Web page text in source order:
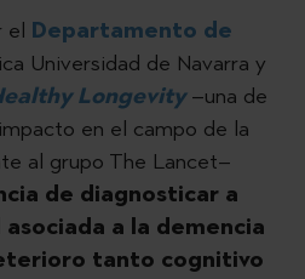
el Departamento de
Universidad de Navarra y
Longevity–una de
en el campo de la
al grupo The Lancet–
de diagnosticar a
a la demencia
tanto cognitivo